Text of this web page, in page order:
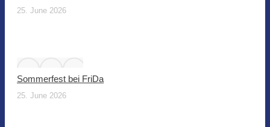
25. June 2026
Sommerfest bei FriDa
25. June 2026